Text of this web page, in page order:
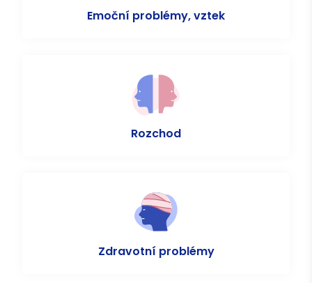
Emoční problémy, vztek
Rozchod
Zdravotní problémy